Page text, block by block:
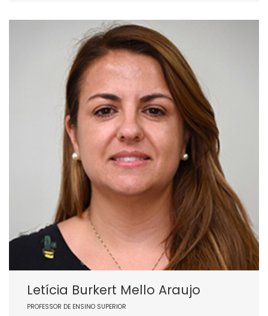
Letícia Burkert Mello Araujo
PROFESSOR DE ENSINO SUPERIOR